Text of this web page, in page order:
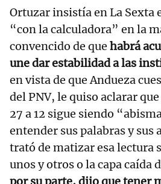
Ortuzar insistía en La Sexta
“con la calculadora” en la
convencido de que habrá
une dar estabilidad a las
en vista de que Andueza
del PNV, le quiso aclarar
27 a 12 sigue siendo
entender sus palabras y sus
trató de matizar esa lectura
unos y otros o la capa caída